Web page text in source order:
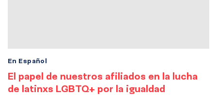
El papel de nuestros afiliados en la lucha
de latinxs LGBTQ+ por la igualdad
En Español